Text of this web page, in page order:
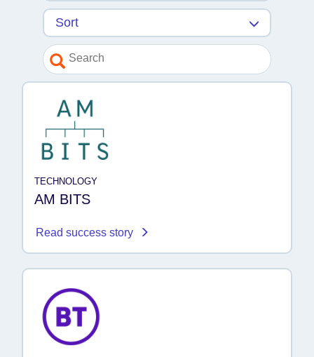
TECHNOLOGY
AM BITS
Read success story